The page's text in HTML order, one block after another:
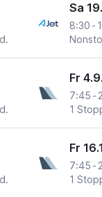
Sa
8:30 -
Fr 4.9.
7:45 -
1
Fr
7:45 -
1